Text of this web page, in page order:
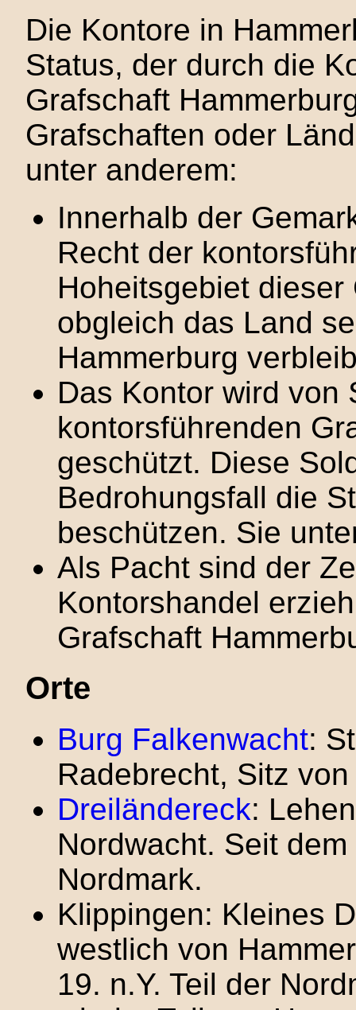
Die Kontore in
Status, der durch die
Grafschaft
Grafschaften oder
unter anderem:
Innerhalb der
Recht der
Hoheitsgebiet
obgleich das Land
Hammerburg
Das Kontor wird von
kontorsführenden
geschützt. Diese
Bedrohungsfall die
beschützen. Sie
Als Pacht sind der
Kontorshandel
Grafschaft
Orte
Burg Falkenwacht:
Radebrecht, Sitz
Dreiländereck:
Nordwacht. Seit
Nordmark.
Klippingen: Kleines
westlich von
19. n.Y. Teil der